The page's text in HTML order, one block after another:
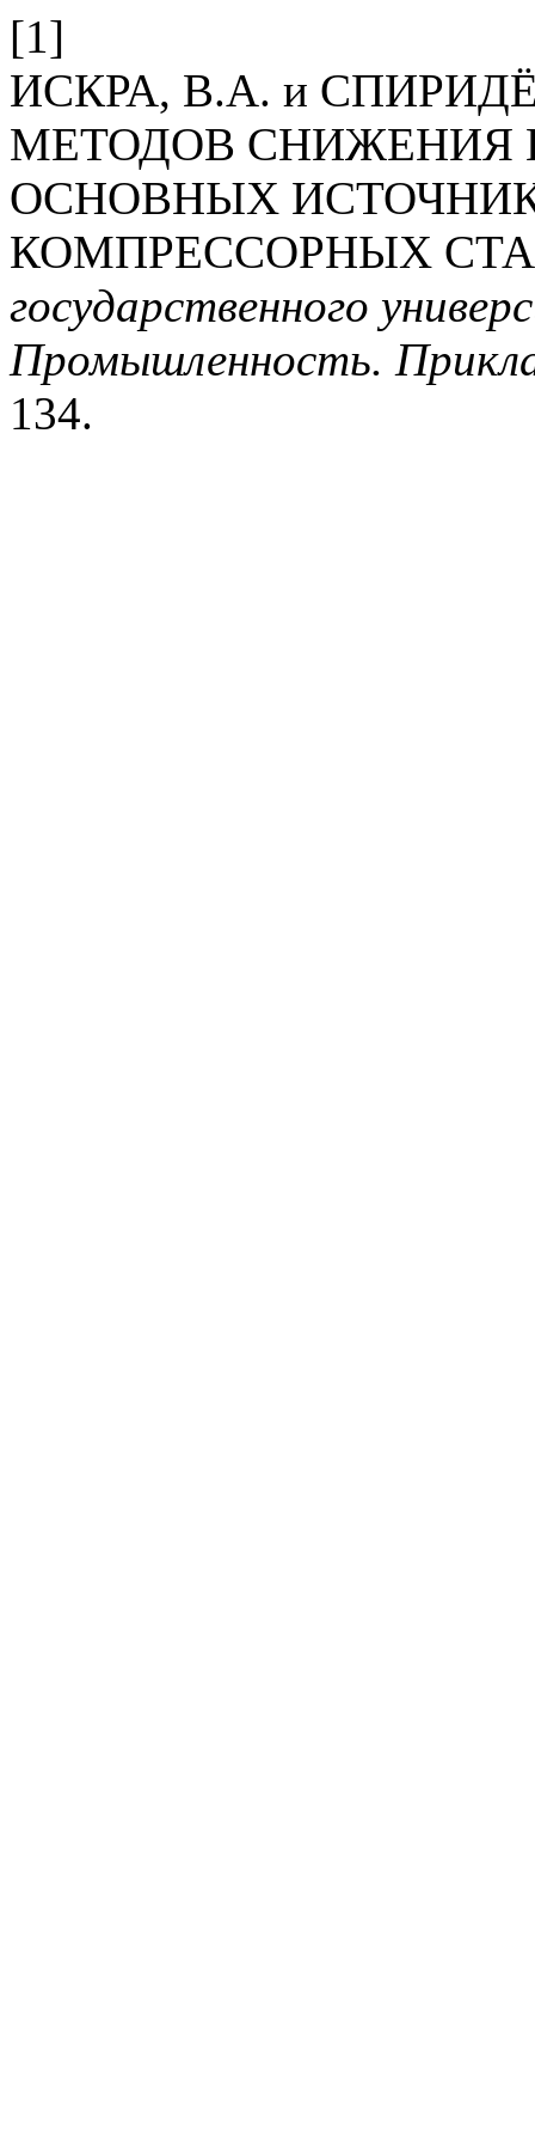
[1]
ИСКРА, В.А. и
МЕТОДОВ
ОСНОВНЫХ
КОМПРЕССОРНЫХ
государственного
Промышленность.
134.